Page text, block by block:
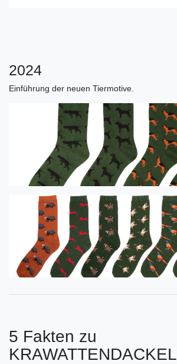
2024
Einführung der neuen Tiermotive.
5 Fakten zu
KRAWATTENDACKEL